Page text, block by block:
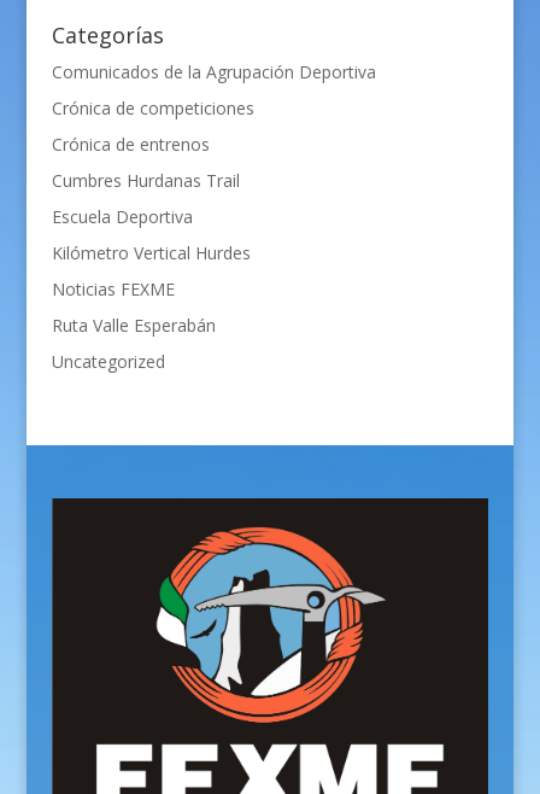
Categorías
Comunicados de la Agrupación Deportiva
Crónica de competiciones
Crónica de entrenos
Cumbres Hurdanas Trail
Escuela Deportiva
Kilómetro Vertical Hurdes
Noticias FEXME
Ruta Valle Esperabán
Uncategorized